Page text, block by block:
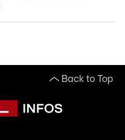
Back to Top